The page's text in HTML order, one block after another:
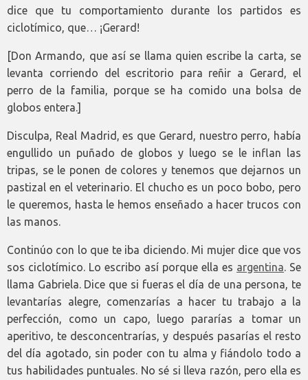
dice que tu comportamiento durante los partidos es
ciclotímico, que… ¡Gerard!
[Don Armando, que así se llama quien escribe la carta, se
levanta corriendo del escritorio para reñir a Gerard, el
perro de la familia, porque se ha comido una bolsa de
globos entera.]
Disculpa, Real Madrid, es que Gerard, nuestro perro, había
engullido un puñado de globos y luego se le inflan las
tripas, se le ponen de colores y tenemos que dejarnos un
pastizal en el veterinario. El chucho es un poco bobo, pero
le queremos, hasta le hemos enseñado a hacer trucos con
las manos.
Continúo con lo que te iba diciendo. Mi mujer dice que vos
sos ciclotímico. Lo escribo así porque ella es argentina . Se
llama Gabriela. Dice que si fueras el día de una persona, te
levantarías alegre, comenzarías a hacer tu trabajo a la
perfección, como un capo, luego pararías a tomar un
aperitivo, te desconcentrarías, y después pasarías el resto
del día agotado, sin poder con tu alma y fiándolo todo a
tus habilidades puntuales. No sé si lleva razón, pero ella es